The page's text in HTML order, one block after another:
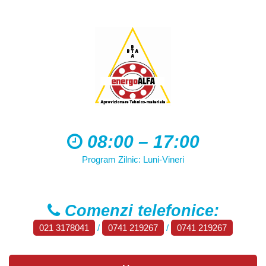
08:00 – 17:00
Program Zilnic: Luni-Vineri
Comenzi telefonice:
021 3178041 / 0741 219267 / 0741 219267